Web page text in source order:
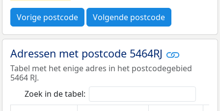
Vorige postcode Volgende postcode
Adressen met postcode 5464RJ
Tabel met het enige adres in het postcodegebied
5464 RJ.
Zoek in de tabel: